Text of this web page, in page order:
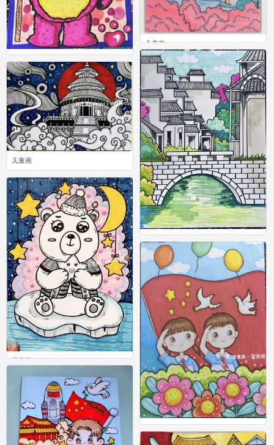
儿童画
0
儿童画
0
儿童画
0
儿童画
0
0
儿童画